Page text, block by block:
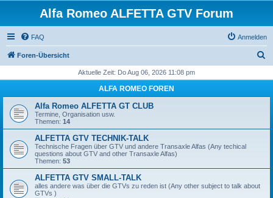
Alfa Romeo ALFETTA GTV Forum
FAQ Anmelden
Foren-Übersicht
h
Aktuelle Zeit: Do Aug 06, 2026 11:08 pm
ALFA ROMEO FOREN
Alfa Romeo ALFETTA GT CLUB
Termine, Organisation usw.
Themen: 14
ALFETTA GTV TECHNIK-TALK
Technische Fragen über GTV und andere Transaxle Alfas (Any techical
questions about GTV and other Transaxle Alfas)
Themen: 53
ALFETTA GTV SMALL-TALK
alles andere was über die GTVs zu reden ist (Any other subject to talk about
GTVs )